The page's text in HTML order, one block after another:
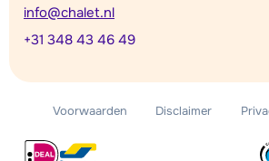
info@chalet.nl
+31 348 43 46 49
Voorwaarden Disclaimer